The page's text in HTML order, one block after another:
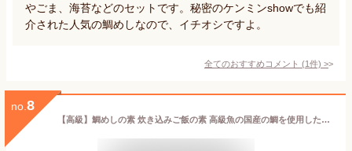
やごま、海苔などのセットです。秘密のケンミンshowでも紹
介された人気の鯛めしなので、イチオシですよ。
全てのおすすめコメント (1件) >
no. 8
【高級】鯛めしの素 炊き込みご飯の素 高級魚の国産の鯛を使用した超高級鯛めし×2袋セット 送料無料 鯛めし膳 鯛ごはん 鯛茶漬け ギフト プレゼント 内祝い お返し お歳暮 お年賀 プチギフト 2021 お茶 父 母 お祝い 誕生日 お礼 早割 通販